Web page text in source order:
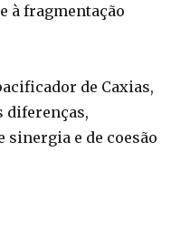
à fragmentação
de Caxias,
diferenças,
e de coesão